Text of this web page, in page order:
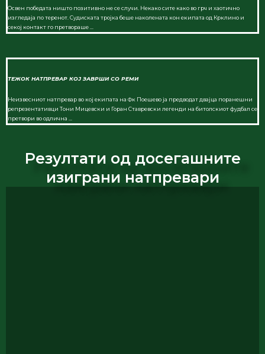
Освен победата ништо позитивно не се случи. Некако сите како во грч и хаотично
изгледаја по теренот. Судиската тројка беше наколената кон екипата од Крклино и
секој контакт го претвораше ...
ТЕЖОК НАТПРЕВАР КОЈ ЗАВРШИ СО РЕМИ
Неизвесниот натпревар во кој екипата на Фк Поешево ја предводат двајца поранешни
репрезентативци Тони Мицевски и Горан Ставревски легенди на битолскиот фудбал се
претвори во одлична ...
Резултати од досегашните
изиграни натпревари